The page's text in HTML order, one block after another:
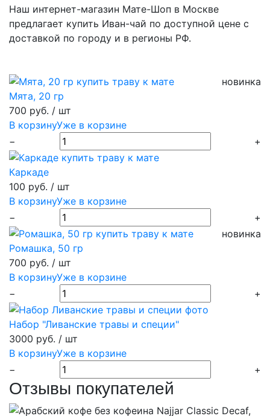
Наш интернет-магазин Мате-Шоп в Москве
предлагает купить Иван-чай по доступной цене с
доставкой по городу и в регионы РФ.
новинка
Мята, 20 гр
700 руб. / шт
В корзинуУже в корзине
−
+
Каркаде
100 руб. / шт
В корзинуУже в корзине
−
+
новинка
Ромашка, 50 гр
700 руб. / шт
В корзинуУже в корзине
−
+
Набор "Ливанские травы и специи"
3000 руб. / шт
В корзинуУже в корзине
−
+
Отзывы покупателей